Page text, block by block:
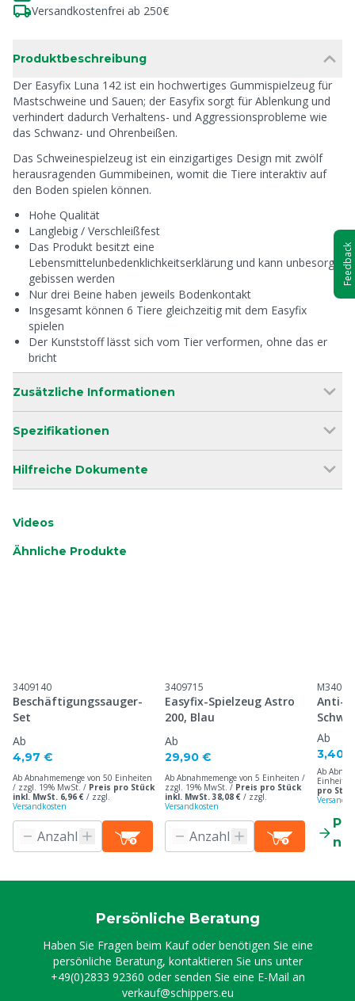
Versandkostenfrei ab 250€
Produktbeschreibung
Der Easyfix Luna 142 ist ein hochwertiges Gummispielzeug für
Mastschweine und Sauen; der Easyfix sorgt für Ablenkung und
verhindert dadurch Verhaltens- und Aggressionsprobleme wie
das Schwanz- und Ohrenbeißen.
Das Schweinespielzeug ist ein einzigartiges Design mit zwölf
herausragenden Gummibeinen, womit die Tiere interaktiv auf
den Boden spielen können.
Hohe Qualität
Langlebig / Verschleißfest
Das Produkt besitzt eine
Lebensmittelunbedenklichkeitserklärung und kann unbesorgt
gebissen werden
Nur drei Beine haben jeweils Bodenkontakt
Insgesamt können 6 Tiere gleichzeitig mit dem Easyfix
spielen
Der Kunststoff lässt sich vom Tier verformen, ohne das er
bricht
Zusätzliche Informationen
Spezifikationen
Hilfreiche Dokumente
Videos
Ähnliche Produkte
3409140
Beschäftigungssauger-
Set
Ab
4,97 €
Ab Abnahmemenge von 50 Einheiten
/ zzgl. 19% MwSt. / Preis pro Stück
inkl. MwSt. 6,96 € / zzgl.
Versandkosten
3409715
Easyfix-Spielzeug Astro
200, Blau
Ab
29,90 €
Ab Abnahmemenge von 5 Einheiten /
zzgl. 19% MwSt. / Preis pro Stück
inkl. MwSt. 38,08 € / zzgl.
Versandkosten
Anti-
Ab
3,40
Ab
pro
Persönliche Beratung
Haben Sie Fragen beim Kauf oder benötigen Sie eine
persönliche Beratung, kontaktieren Sie uns unter
+49(0)2833 92360 oder senden Sie eine E-Mail an
verkauf@schippers.eu
Feedback